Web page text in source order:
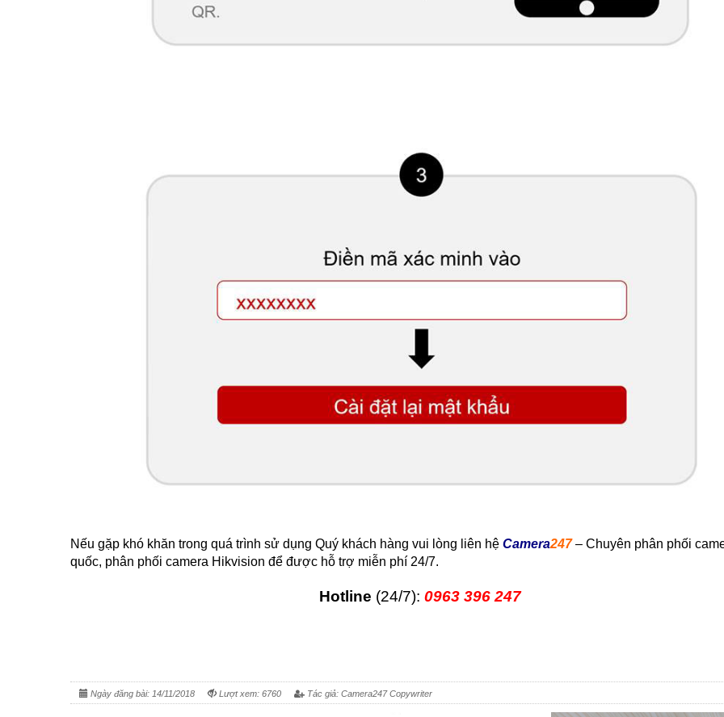
Nếu gặp khó khăn trong quá trình sử dụng Quý khách hàng vui lòng liên hệ Camera247– Chuyên phân phối
quốc, phân phối camera Hikvision để được hỗ trợ miễn phí 24/7.
Hotline (24/7): 0963 396 247
Ngày đăng bài: 14/11/2018 Lượt xem: 6760 Tác giả: Camera247 Copywriter